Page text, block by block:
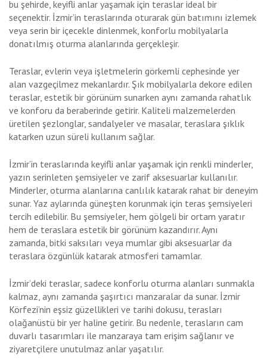
bu şehirde, keyifli anlar yaşamak için teraslar ideal bir
seçenektir. İzmir’in teraslarında oturarak gün batımını izlemek
veya serin bir içecekle dinlenmek, konforlu mobilyalarla
donatılmış oturma alanlarında gerçekleşir.
Teraslar, evlerin veya işletmelerin görkemli cephesinde yer
alan vazgeçilmez mekanlardır. Şık mobilyalarla dekore edilen
teraslar, estetik bir görünüm sunarken aynı zamanda rahatlık
ve konforu da beraberinde getirir. Kaliteli malzemelerden
üretilen şezlonglar, sandalyeler ve masalar, teraslara şıklık
katarken uzun süreli kullanım sağlar.
İzmir’in teraslarında keyifli anlar yaşamak için renkli minderler,
yazın serinleten şemsiyeler ve zarif aksesuarlar kullanılır.
Minderler, oturma alanlarına canlılık katarak rahat bir deneyim
sunar. Yaz aylarında güneşten korunmak için teras şemsiyeleri
tercih edilebilir. Bu şemsiyeler, hem gölgeli bir ortam yaratır
hem de teraslara estetik bir görünüm kazandırır. Aynı
zamanda, bitki saksıları veya mumlar gibi aksesuarlar da
teraslara özgünlük katarak atmosferi tamamlar.
İzmir’deki teraslar, sadece konforlu oturma alanları sunmakla
kalmaz, aynı zamanda şaşırtıcı manzaralar da sunar. İzmir
Körfezi’nin eşsiz güzellikleri ve tarihi dokusu, terasları
olağanüstü bir yer haline getirir. Bu nedenle, terasların cam
duvarlı tasarımları ile manzaraya tam erişim sağlanır ve
ziyaretçilere unutulmaz anlar yaşatılır.